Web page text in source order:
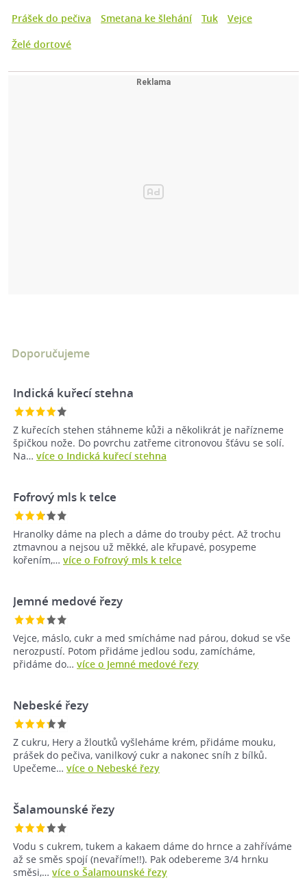
Prášek do pečiva
Smetana ke šlehání Tuk
Vejce
Želé dortové
Doporučujeme
Indická kuřecí stehna
Z kuřecích stehen stáhneme kůži a několikrát je nařízneme
špičkou nože. Do povrchu zatřeme citronovou šťávu se solí.
Na… více o Indická kuřecí stehna
Fofrový mls k telce
Hranolky dáme na plech a dáme do trouby péct. Až trochu
ztmavnou a nejsou už měkké, ale křupavé, posypeme
kořením,… více o Fofrový mls k telce
Jemné medové řezy
Vejce, máslo, cukr a med smícháme nad párou, dokud se vše
nerozpustí. Potom přidáme jedlou sodu, zamícháme,
přidáme do… více o Jemné medové řezy
Nebeské řezy
Z cukru, Hery a žloutků vyšleháme krém, přidáme mouku,
prášek do pečiva, vanilkový cukr a nakonec sníh z bílků.
Upečeme… více o Nebeské řezy
Šalamounské řezy
Vodu s cukrem, tukem a kakaem dáme do hrnce a zahříváme
až se směs spojí (nevaříme!!). Pak odebereme 3/4 hrnku
směsi,… více o Šalamounské řezy